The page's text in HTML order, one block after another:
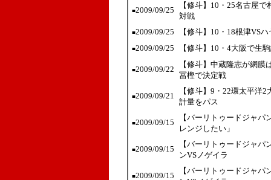
■2009/09/25
【修斗】10・25名古屋
対戦
■2009/09/25 【修斗】10・18根津VS
■2009/09/25 【修斗】10・4大阪で生
■2009/09/22
【修斗】中蔵隆志が網
冨樫で決定戦
■2009/09/21
【修斗】9・22環太平洋
計量をパス
■2009/09/15
【バーリトゥードジャ
レンジしたい」
■2009/09/15
【バーリトゥードジャ
ンVSノゲイラ
■2009/09/15
【バーリトゥードジャ